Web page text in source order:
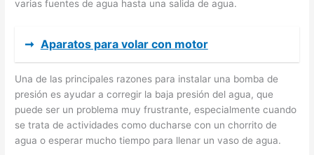
varias fuentes de agua hasta una salida de agua.
➞ Aparatos para volar con motor
Una de las principales razones para instalar una bomba de
presión es ayudar a corregir la baja presión del agua, que
puede ser un problema muy frustrante, especialmente cuando
se trata de actividades como ducharse con un chorrito de
agua o esperar mucho tiempo para llenar un vaso de agua.